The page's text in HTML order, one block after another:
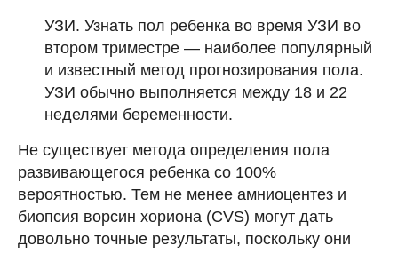
УЗИ. Узнать пол ребенка во время УЗИ во
втором триместре — наиболее популярный
и известный метод прогнозирования пола.
УЗИ обычно выполняется между 18 и 22
неделями беременности.
Не существует метода определения пола
развивающегося ребенка со 100%
вероятностью. Тем не менее амниоцентез и
биопсия ворсин хориона (CVS) могут дать
довольно точные результаты, поскольку они